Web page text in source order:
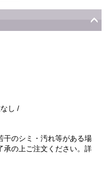
し /
干のシミ・汚れ等がある場
承の上ご注文ください。詳